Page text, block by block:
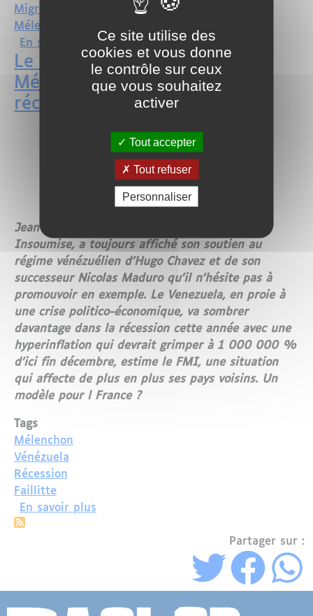
Migrants
Mélenchon
En savoir plus
sur L'échec du gouvernement du
Le modèle de Jean-Luc
Mélenchon s'enlise dans la
récession
Jean-Luc Mélenchon, le leader de la France
Insoumise, a toujours affiché son soutien au
régime vénézuélien d'Hugo Chavez et de son
successeur Nicolas Maduro qu'il n'hésite pas à
promouvoir en exemple. Le Venezuela, en proie à
une crise politico-économique, va sombrer
davantage dans la récession cette année avec une
hyperinflation qui devrait grimper à 1 000 000 %
d’ici fin décembre, estime le FMI, une situation
qui affecte de plus en plus ses pays voisins. Un
modèle pour l France ?
Tags
Mélenchon
Vénézuela
Récession
Faillitte
En savoir plus
Partager sur :
Ce site utilise des
cookies et vous donne
le contrôle sur ceux
que vous souhaitez
activer
Tout accepter
Tout refuser
Personnaliser